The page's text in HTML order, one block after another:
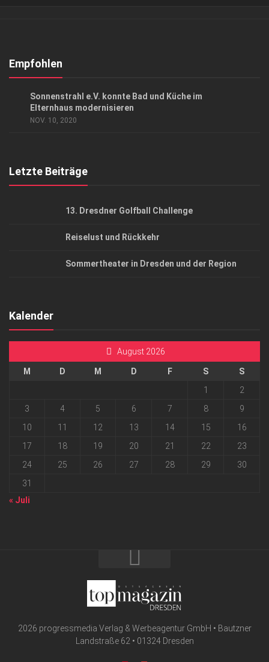
Kontakt, Impressum
Empfohlen
Sonnenstrahl e.V. konnte Bad und Küche im
Elternhaus modernisieren
NOV. 10, 2020
Letzte Beiträge
13. Dresdner Golfball Challenge
Reiselust und Rückkehr
Sommertheater in Dresden und der Region
Kalender
August 2026
M D M D F S
S
1
2
3
4 5 6 7 8
9
10
11 12 13 14 15
16
17
18 19 20 21 22
23
24
25 26 27 28 29
30
31
« Juli
2026 progressmedia Verlag & Werbeagentur GmbH • Bautzner
Landstraße 62 • 01324 Dresden